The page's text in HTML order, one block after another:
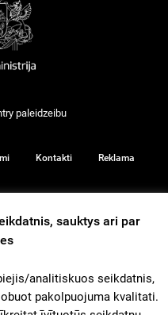
paleidzeibu
Kontakti Reklama
sauktys ari par
analitiskuos seikdatnis,
pakolpuojuma kvalitati.